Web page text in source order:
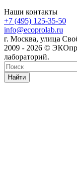
Наши контакты
+7 (495) 125-35-50
info@ecoprolab.ru
г. Москва, улица
2009 - 2026 ©
лабораторий.
Найти